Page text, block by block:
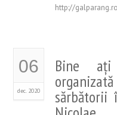
http://
06
dec. 2020
Bine
sărbătorii